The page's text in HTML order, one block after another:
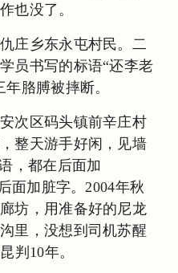
也没了。
庄乡东永屯村民。二
员书写的标语“还李老
胳膊被摔断。
次区码头镇前辛庄村
整天游手好闲，见墙
，都在后面加
面加脏字。2004年秋
坊，用准备好的尼龙
里，没想到司机苏醒
判10年。